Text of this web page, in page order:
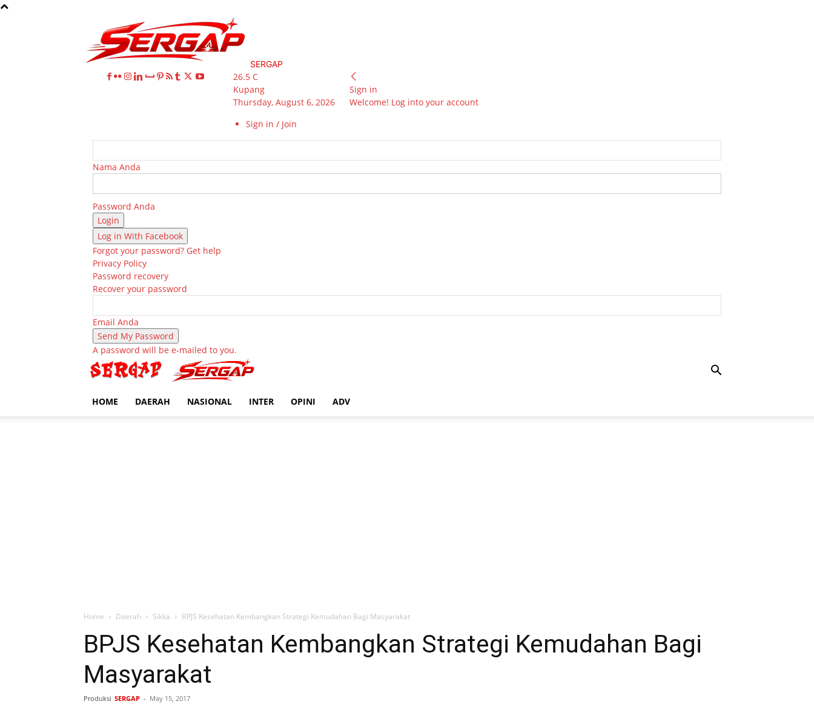
SERGAP
26.5 C
Kupang
Thursday, August 6, 2026
Sign in / Join
Sign in
Welcome! Log into your account
Nama Anda
Password Anda
Log in With Facebook
Forgot your password? Get help
Privacy Policy
Password recovery
Recover your password
Email Anda
A password will be e-mailed to you.
HOME DAERAH NASIONAL INTER OPINI ADV
Home Daerah Sikka BPJS Kesehatan Kembangkan Strategi Kemudahan Bagi Masyarakat
BPJS Kesehatan Kembangkan Strategi Kemudahan Bagi
Masyarakat
Produksi SERGAP - May 15, 2017